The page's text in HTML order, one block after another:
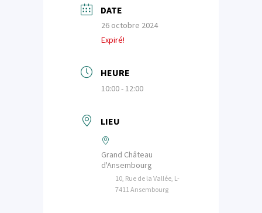
DATE
26 octobre 2024
Expiré!
HEURE
10:00 - 12:00
LIEU
Grand Château
d'Ansembourg
10, Rue de la Vallée, L-
7411 Ansembourg